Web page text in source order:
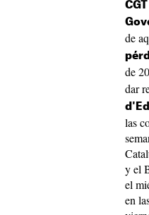
de
de
dar
las
y el
el
en